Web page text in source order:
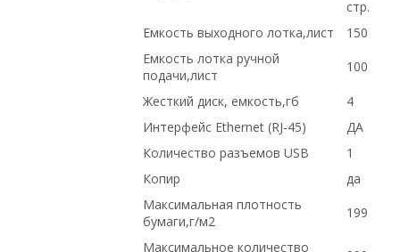
стр.
Емкость выходного лотка,лист
150
Емкость лотка ручной
подачи,лист
100
Жесткий диск, емкость,гб
4
Интерфейс Ethernet (RJ-45)
ДА
Количество разъемов USB
1
Копир
да
Максимальная плотность
бумаги,г/м2
199
Максимальное количество